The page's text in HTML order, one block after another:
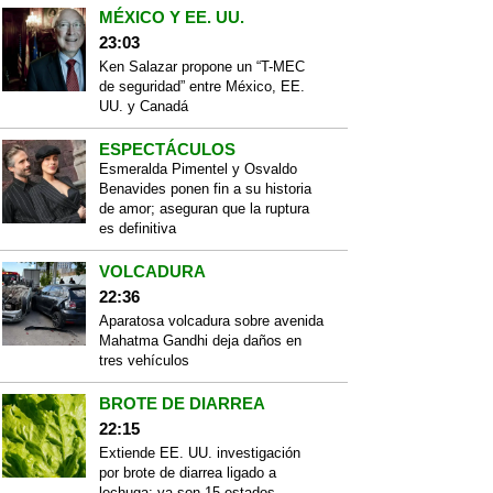
MÉXICO Y EE. UU.
23:03
Ken Salazar propone un “T-MEC
de seguridad” entre México, EE.
UU. y Canadá
ESPECTÁCULOS
Esmeralda Pimentel y Osvaldo
Benavides ponen fin a su historia
de amor; aseguran que la ruptura
es definitiva
VOLCADURA
22:36
Aparatosa volcadura sobre avenida
Mahatma Gandhi deja daños en
tres vehículos
BROTE DE DIARREA
22:15
Extiende EE. UU. investigación
por brote de diarrea ligado a